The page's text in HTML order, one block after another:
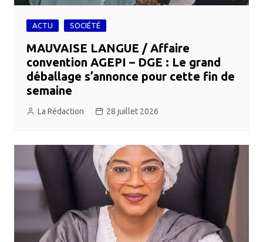
ACTU SOCIÉTÉ
MAUVAISE LANGUE / Affaire
convention AGEPI – DGE : Le grand
déballage s’annonce pour cette fin de
semaine
La Rédaction 28 juillet 2026